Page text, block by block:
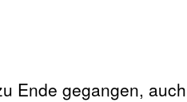
Ende gegangen, auch